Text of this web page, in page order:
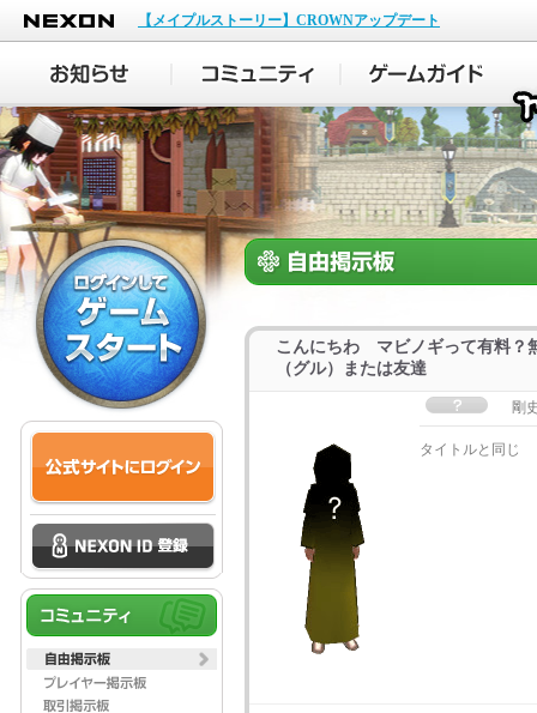
NEXON
【メイプルストーリー】CROWNアップデート
こんにちわ マビノギって有料？
（グル）または友達
剛
タイトルと同じ